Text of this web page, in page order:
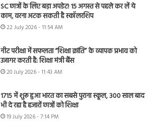
SC छात्रों के लिए बड़ा अपडेट! 15 अगस्त से पहले कर लें ये
काम, वरना अटक सकती है स्कॉलरशिप
22 July 2026 - 11:54 AM
नीट परीक्षा में सफलता “शिक्षा क्रांति” के व्यापक प्रभाव को
उजागर करती है: शिक्षा मंत्री बैंस
20 July 2026 - 11:43 AM
1715 में शुरू हुआ भारत का सबसे पुराना स्कूल, 300 साल बाद
भी दे रहा है हजारों छात्रों को शिक्षा
19 July 2026 - 7:14 PM